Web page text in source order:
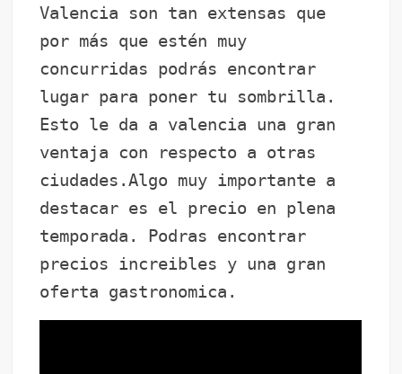
Valencia son tan extensas que
por más que estén muy
concurridas podrás encontrar
lugar para poner tu sombrilla.
Esto le da a valencia una gran
ventaja con respecto a otras
ciudades.Algo muy importante a
destacar es el precio en plena
temporada. Podras encontrar
precios increibles y una gran
oferta gastronomica.